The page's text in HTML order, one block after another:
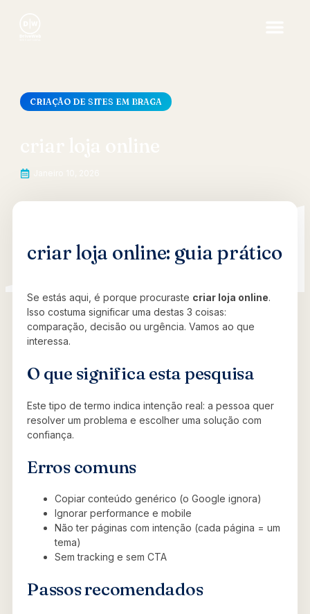
CRIAÇÃO DE SITES EM BRAGA
criar loja online: guia prático
Se estás aqui, é porque procuraste criar loja online.
Isso costuma significar uma destas 3 coisas:
comparação, decisão ou urgência. Vamos ao que
interessa.
O que significa esta pesquisa
Este tipo de termo indica intenção real: a pessoa quer
resolver um problema e escolher uma solução com
confiança.
Erros comuns
Copiar conteúdo genérico (o Google ignora)
Ignorar performance e mobile
Não ter páginas com intenção (cada página = um
tema)
Sem tracking e sem CTA
Passos recomendados